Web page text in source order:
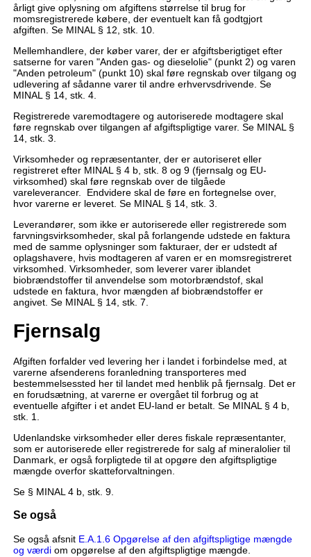
årligt give oplysning om afgiftens størrelse til brug for
momsregistrerede købere, der eventuelt kan få godtgjort
afgiften. Se MINAL § 12, stk. 10.
Mellemhandlere, der køber varer, der er afgiftsberigtiget efter
satserne for varen "Anden gas- og dieselolie" (punkt 2) og varen
"Anden petroleum" (punkt 10) skal føre regnskab over tilgang og
udlevering af sådanne varer til andre erhvervsdrivende. Se
MINAL § 14, stk. 4.
Registrerede varemodtagere og autoriserede modtagere skal
føre regnskab over tilgangen af afgiftspligtige varer. Se MINAL §
14, stk. 3.
Virksomheder og repræsentanter, der er autoriseret eller
registreret efter MINAL § 4 b, stk. 8 og 9 (fjernsalg og EU-
virksomhed) skal føre regnskab over de tilgåede
vareleverancer. Endvidere skal de føre en fortegnelse over,
hvor varerne er leveret. Se MINAL § 14, stk. 3.
Leverandører, som ikke er autoriserede eller registrerede som
farvningsvirksomheder, skal på forlangende udstede en faktura
med de samme oplysninger som fakturaer, der er udstedt af
oplagshavere, hvis modtageren af varen er en momsregistreret
virksomhed. Virksomheder, som leverer varer iblandet
biobrændstoffer til anvendelse som motorbrændstof, skal
udstede en faktura, hvor mængden af biobrændstoffer er
angivet. Se MINAL § 14, stk. 7.
Fjernsalg
Afgiften forfalder ved levering her i landet i forbindelse med, at
varerne afsenderens foranledning transporteres med
bestemmelsessted her til landet med henblik på fjernsalg. Det er
en forudsætning, at varerne er overgået til forbrug og at
eventuelle afgifter i et andet EU-land er betalt. Se MINAL § 4 b,
stk. 1.
Udenlandske virksomheder eller deres fiskale repræsentanter,
som er autoriserede eller registrerede for salg af mineralolier til
Danmark, er også forpligtede til at opgøre den afgiftspligtige
mængde overfor skatteforvaltningen.
Se § MINAL 4 b, stk. 9.
Se også
Se også afsnit E.A.1.6 Opgørelse af den afgiftspligtige mængde
og værdiom opgørelse af den afgiftspligtige mængde.